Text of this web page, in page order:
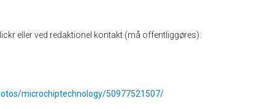
eller ved redaktionel kontakt (må offentliggøres):
microchiptechnology/50977521507/